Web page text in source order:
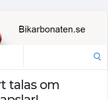
talas om